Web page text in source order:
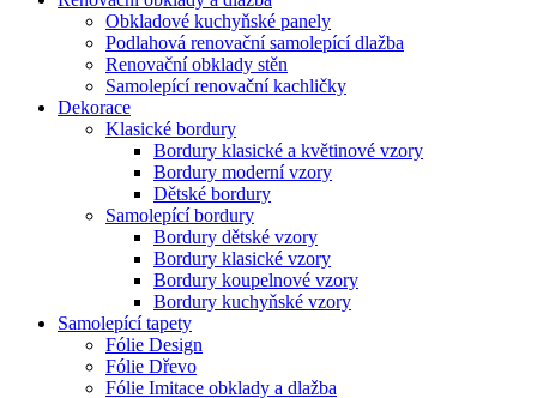
Obkladové kuchyňské panely
Podlahová renovační samolepící dlažba
Renovační obklady stěn
Samolepící renovační kachličky
Dekorace
Klasické bordury
Bordury klasické a květinové vzory
Bordury moderní vzory
Dětské bordury
Samolepící bordury
Bordury dětské vzory
Bordury klasické vzory
Bordury koupelnové vzory
Bordury kuchyňské vzory
Samolepící tapety
Fólie Design
Fólie Dřevo
Fólie Imitace obklady a dlažba